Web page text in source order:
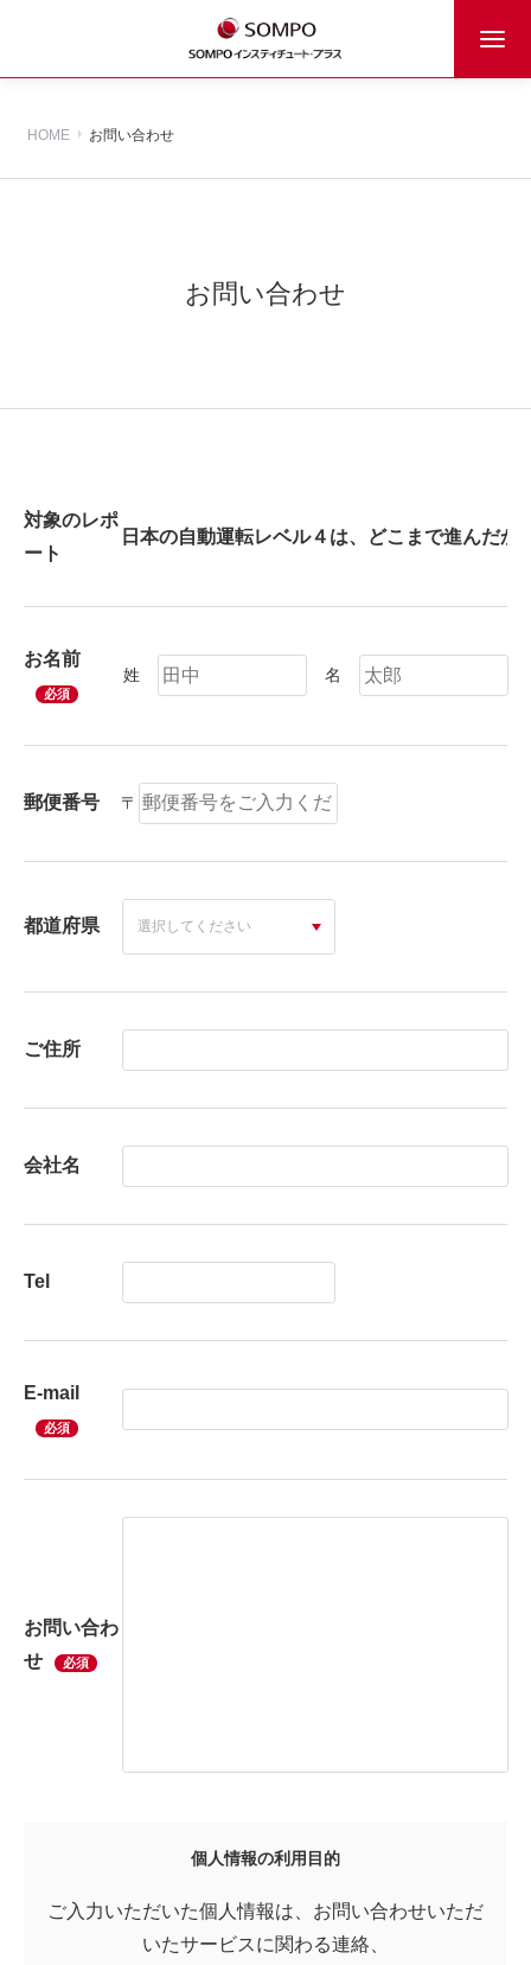
HOME お問い合わせ
お問い合わせ
対象のレポ
ート
お名前
必須
姓 名
郵便番号 〒
都道府県
ご住所
会社名
Tel
E-mail
必須
お問い合わ
せ
必須
個人情報の利用目的
ご入力いただいた個人情報は、お問い合わせいただ
いたサービスに関わる連絡、